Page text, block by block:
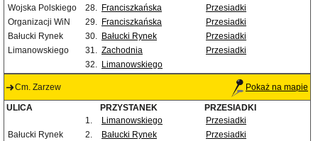
Wojska Polskiego
28. Franciszkańska
Przesiadki
Organizacji WiN
29. Franciszkańska
Przesiadki
Bałucki Rynek
30. Bałucki Rynek
Przesiadki
Limanowskiego
31. Zachodnia
Przesiadki
32. Limanowskiego
Cm. Zarzew Pokaż na mapie
ULICA PRZYSTANEK
PRZESIADKI
1.
Limanowskiego
Przesiadki
Bałucki Rynek
2. Bałucki Rynek
Przesiadki